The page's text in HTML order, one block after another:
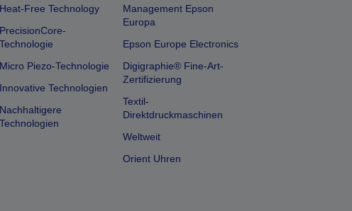
Heat-Free Technology
PrecisionCore-
Technologie
Micro Piezo-Technologie
Innovative Technologien
Nachhaltigere
Technologien
Management Epson
Europa
Epson Europe Electronics
Digigraphie® Fine-Art-
Zertifizierung
Textil-
Direktdruckmaschinen
Weltweit
Orient Uhren